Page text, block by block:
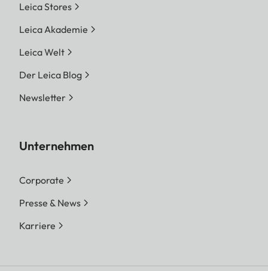
Leica Stores
Leica Akademie
Leica Welt
Der Leica Blog
Newsletter
Unternehmen
Corporate
Presse & News
Karriere